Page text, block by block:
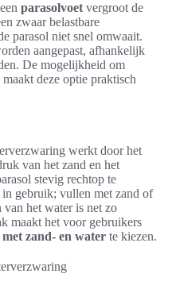
parasolvoet vergroot de
zwaar belastbare
parasol niet snel omwaait.
aangepast, afhankelijk
De mogelijkheid om
deze optie praktisch
werkt door het
van het zand en het
stevig rechtop te
gebruik; vullen met zand of
het water is net zo
maakt het voor gebruikers
zand- en water te kiezen.